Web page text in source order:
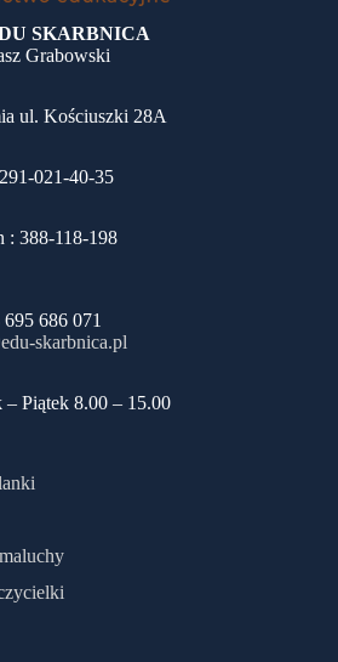
SKARBNICA
Grabowski
ul. Kościuszki 28A
021-40-35
: 388-118-198
686 071
skarbnica.pl
– Piątek 8.00 – 15.00